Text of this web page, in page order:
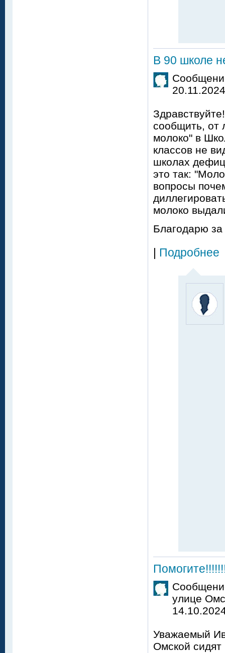
В 90 школе
сообщить, от
молоко" в
классов не
школах
это так:
вопросы
молоко
Благодарю
Подробнее
улице
Уважаемый
Омской сидят